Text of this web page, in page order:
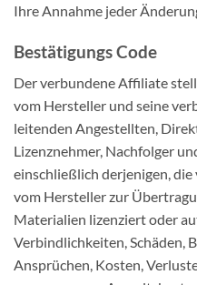
Ihre Annahme jeder
Bestätigungs Code
Der verbundene Affiliate
vom Hersteller und seine
leitenden Angestellten,
Lizenznehmer, Nachfolger
einschließlich derjenigen,
vom Hersteller zur
Materialien lizenziert oder
Verbindlichkeiten, Schäden,
Ansprüchen, Kosten,